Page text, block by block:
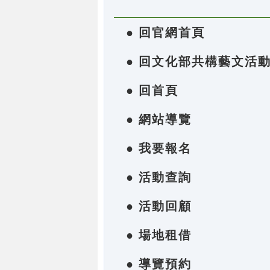
● 回官網首頁
● 回文化部共構藝文活
● 回首頁
● 網站導覽
● 我要報名
● 活動查詢
● 活動回顧
● 場地租借
● 導覽預約